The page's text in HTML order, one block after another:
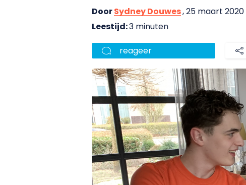
DoorSydney Douwes, 25 maart 2020
Leestijd:3 minuten
reageer